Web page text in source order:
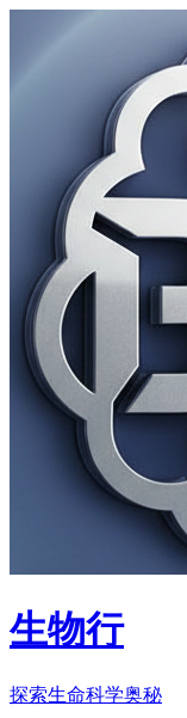
生物行
探索生命科学奥秘